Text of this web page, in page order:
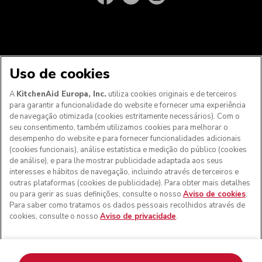
Aos clientes nos Açores, Madeira e outros territórios
portugueses: Por favor, contacte a nossa equipa de Apoio
ao Cliente para efetuar a sua encomenda, de forma a
podermos fornecer os custos de envio exatos e aplicar a
taxa de IVA correta
© KitchenAid 2026 - Todos os direitos reservados.
KitchenAid e o design da batedeira são marcas comerciais
nos EUA e noutros locais.
Uso de cookies
A KitchenAid Europa, Inc. utiliza cookies originais e de terceiros
para garantir a funcionalidade do website e fornecer uma experiência
de navegação otimizada (cookies estritamente necessários). Com o
seu consentimento, também utilizamos cookies para melhorar o
desempenho do website e para fornecer funcionalidades adicionais
(cookies funcionais), análise estatística e medição do público (cookies
de análise), e para lhe mostrar publicidade adaptada aos seus
interesses e hábitos de navegação, incluindo através de terceiros e
outras plataformas (cookies de publicidade). Para obter mais detalhes
ou para gerir as suas definições, consulte o nosso Aviso de cookies.
Para saber como tratamos os dados pessoais recolhidos através de
cookies, consulte o nosso Aviso de privacidade.